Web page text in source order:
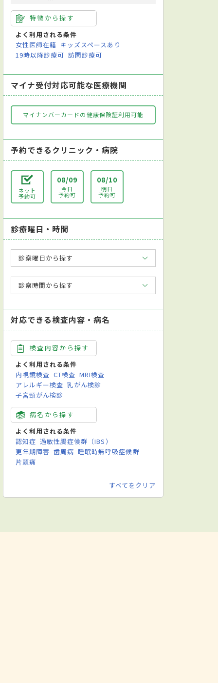
特徴から探す
よく利用される条件
女性医師在籍 キッズスペースあり
19時以降診療可 訪問診療可
マイナ受付対応可能な医療機関
マイナンバーカードの健康保険証利用可能
予約できるクリニック・病院
ネット
予約可
08/09
今日
予約可
08/10
明日
予約可
診療曜日・時間
診察曜日から探す
診察時間から探す
対応できる検査内容・病名
検査内容から探す
よく利用される条件
内視鏡検査 CT検査 MRI検査
アレルギー検査 乳がん検診
子宮頸がん検診
病名から探す
よく利用される条件
認知症 過敏性腸症候群（IBS）
更年期障害 歯周病 睡眠時無呼吸症候群
片頭痛
すべてをクリア